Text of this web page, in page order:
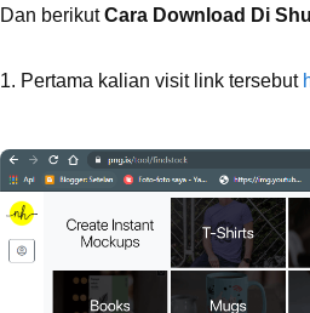
Dan berikutCara Download Di
1. Pertama kalian visit link tersebut